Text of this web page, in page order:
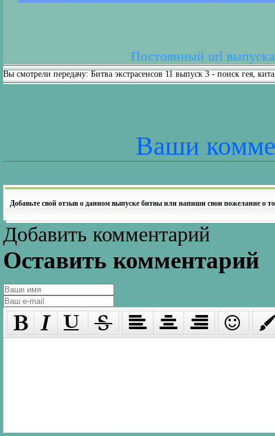
Постоянный url
Вы смотрели передачу: Битва экстрасенсов 11 выпуск 3 - поиск гея,
Ваши
Добавьте свой отзыв о данном выпуске битвы или напиши свои пожелание о
Добавить комментарий
Оставить комментарий